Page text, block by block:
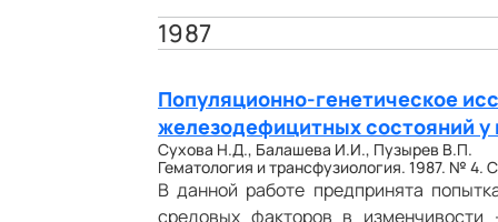
1987
Популяционно-генетическое
железодефицитных состояний у
Сухова Н.Д., Балашева И.И., Пузырев В.П.
Гематология и трансфузиология. 1987. № 4.
В данной работе предпринята
средовых факторов в изменчивости